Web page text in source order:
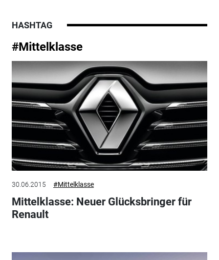
HASHTAG
#Mittelklasse
30.06.2015 #Mittelklasse
Mittelklasse: Neuer Glücksbringer für
Renault